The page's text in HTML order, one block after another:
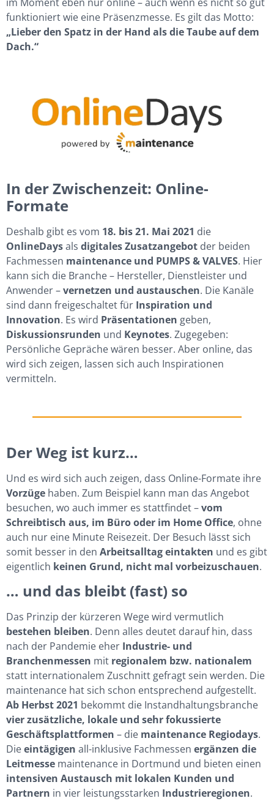
funktioniert wie eine Präsenzmesse. Es gilt das Motto:
„Lieber den Spatz in der Hand als die Taube auf dem
Dach.“
In der Zwischenzeit: Online-
Formate
Deshalb gibt es vom 18. bis 21. Mai 2021 die
OnlineDaysals digitales Zusatzangebot der beiden
Fachmessen maintenance und PUMPS & VALVES. Hier
kann sich die Branche – Hersteller, Dienstleister und
Anwender –vernetzen und austauschen. Die Kanäle
sind dann freigeschaltet für Inspiration und
Innovation. Es wird Präsentationen geben,
Diskussionsrunden und Keynotes. Zugegeben:
Persönliche Gepräche wären besser. Aber online, das
wird sich zeigen, lassen sich auch Inspirationen
vermitteln.
Der Weg ist kurz…
Und es wird sich auch zeigen, dass Online-Formate ihre
Vorzüge haben. Zum Beispiel kann man das Angebot
besuchen, wo auch immer es stattfindet –vom
Schreibtisch aus, im Büro oder im Home Office, ohne
auch nur eine Minute Reisezeit. Der Besuch lässt sich
somit besser in den Arbeitsalltag eintakten und es gibt
eigentlich keinen Grund, nicht mal vorbeizuschauen.
… und das bleibt (fast) so
Das Prinzip der kürzeren Wege wird vermutlich
bestehen bleiben. Denn alles deutet darauf hin, dass
nach der Pandemie eher Industrie- und
Branchenmessen mit regionalem bzw. nationalem
statt internationalem Zuschnitt gefragt sein werden. Die
maintenance hat sich schon entsprechend aufgestellt.
Ab Herbst 2021 bekommt die Instandhaltungsbranche
vier zusätzliche, lokale und sehr fokussierte
Geschäftsplattformen – die maintenance Regiodays.
Dieeintägigen all-inklusive Fachmessen ergänzen die
Leitmesse maintenance in Dortmund und bieten einen
intensiven Austausch mit lokalen Kunden und
Partnern in vier leistungsstarken Industrieregionen.